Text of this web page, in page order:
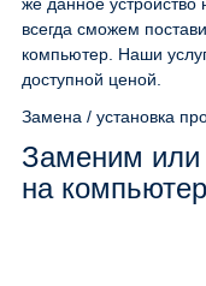
всегда сможем
компьютер. Наши
доступной ценой.
Замена / установка
Заменим или
на